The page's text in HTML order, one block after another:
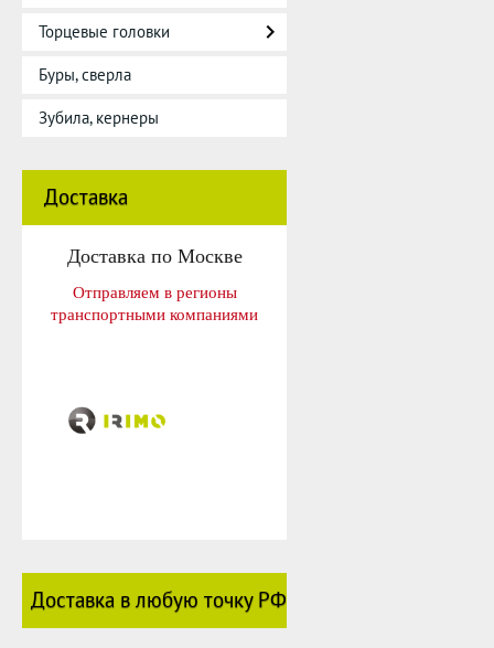
Торцевые головки
Буры, сверла
Зубила, кернеры
Доставка
Доставка по Москве
Отправляем в регионы
транспортными компаниями
Доставка в любую точку РФ